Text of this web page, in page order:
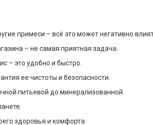
примеси – всё это может негативно
– не самая приятная задача.
– это удобно и быстро.
ее чистоты и безопасности.
питьевой до минерализованной.
здоровья и комфорта.